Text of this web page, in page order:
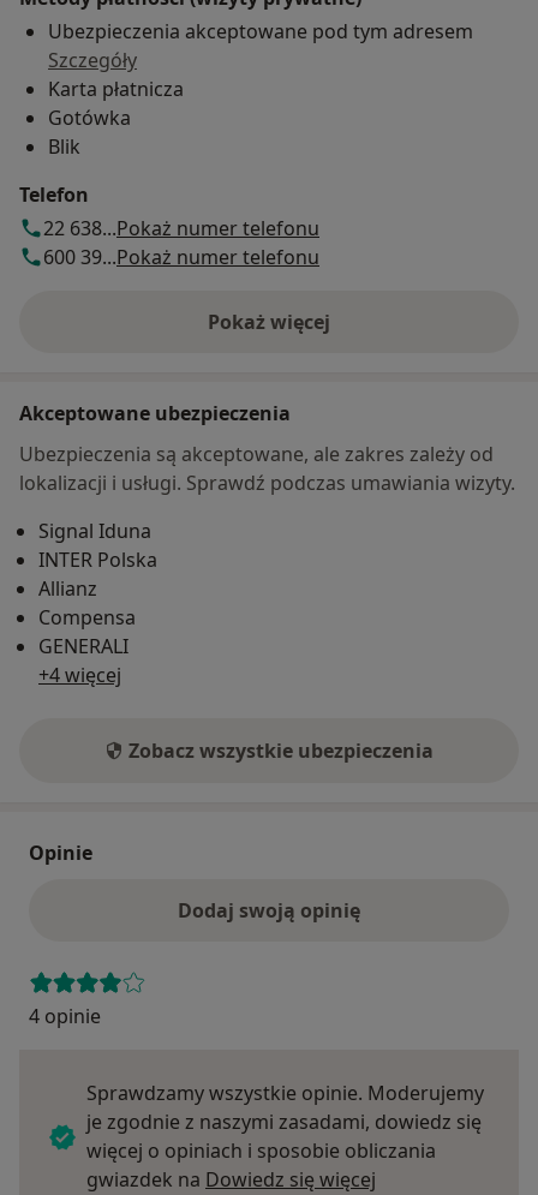
Ubezpieczenia akceptowane pod tym adresem
Szczegóły
Karta płatnicza
Gotówka
Blik
Telefon
22 638...Pokaż numer telefonu
600 39...Pokaż numer telefonu
Pokaż więcej
o adresie
Akceptowane ubezpieczenia
Ubezpieczenia są akceptowane, ale zakres zależy od
lokalizacji i usługi. Sprawdź podczas umawiania wizyty.
Signal Iduna
INTER Polska
Allianz
Compensa
GENERALI
+4 więcej
Zobacz wszystkie ubezpieczenia
Opinie
Dodaj swoją opinię
4 opinie
Sprawdzamy wszystkie opinie. Moderujemy
je zgodnie z naszymi zasadami, dowiedz się
więcej o opiniach i sposobie obliczania
gwiazdek na Dowiedz się więcej